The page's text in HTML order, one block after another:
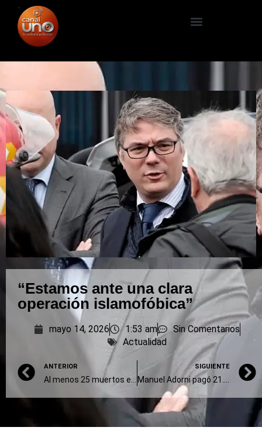
“Estamos ante una clara
operación islamofóbica”
mayo 14, 2026 1:53 am
Sin Comentarios
Actualidad
ANTERIOR
Al menos 25 muertos en ataques israelíes en el Libano
SIGUIENTE
Manuel Adorni pagó 21.000 dólares por el alquiler de una casa en Indio Cua